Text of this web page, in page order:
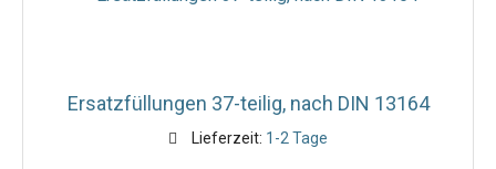
Ersatzfüllungen 37-teilig, nach DIN 13164
Lieferzeit: 1-2 Tage